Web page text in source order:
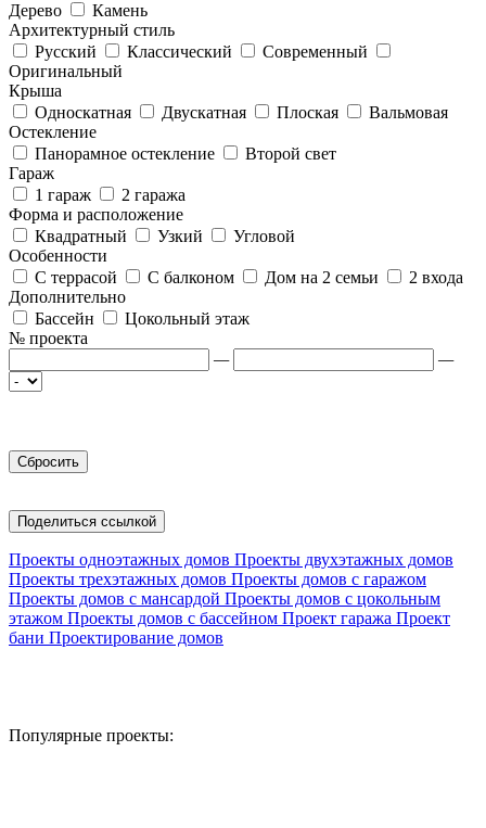
Дерево
Камень
Архитектурный стиль
Русский
Классический
Современный
Оригинальный
Крыша
Односкатная
Двускатная Плоская
Вальмовая
Остекление
Панорамное остекление
Второй свет
Гараж
1 гараж
2 гаража
Форма и расположение
Квадратный
Узкий
Угловой
Особенности
С террасой
С балконом Дом на 2 семьи
2 входа
Дополнительно
Бассейн
Цокольный этаж
№ проекта
—
—
Поделиться ссылкой
Проекты одноэтажных домов Проекты двухэтажных домов
Проекты трехэтажных домов Проекты домов с гаражом
Проекты домов с мансардой Проекты домов с цокольным
этажом Проекты домов с бассейном Проект гаража Проект
бани Проектирование домов
Популярные проекты: